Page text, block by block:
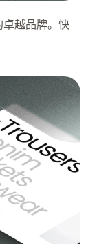
越品牌。快